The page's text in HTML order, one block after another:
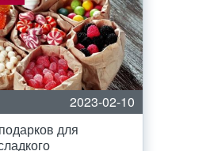
2023-02-10
для